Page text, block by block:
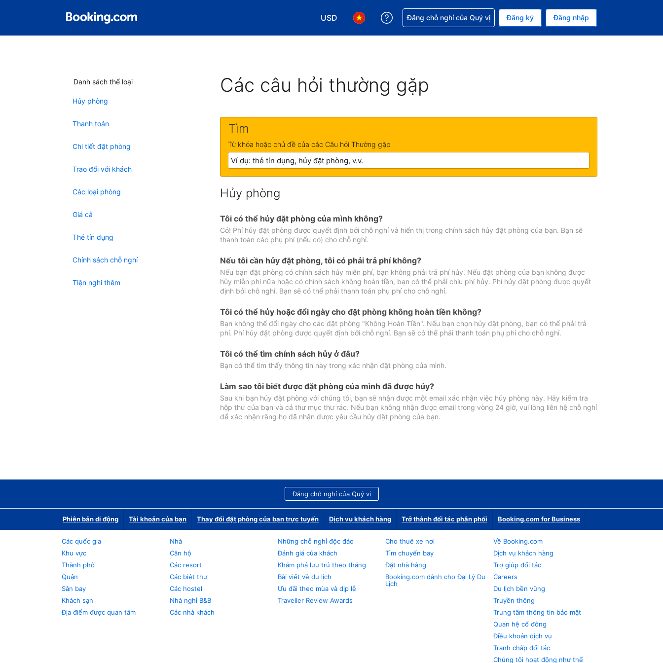
USD
Chọn loại tiền tệ của bạn. Loại tiền tệ hiện tại của bạn là Đô la Mỹ
Chọn ngôn ngữ của bạn. Ngôn ngữ hiện tại của bạn là Tiếng Việt
Nhận trợ giúp với đặt chỗ
Đăng chỗ nghỉ của Quý vị Đăng ký Đăng nhập
Danh sách thể loại
Hủy phòng
Thanh toán
Chi tiết đặt phòng
Trao đổi với khách
Các loại phòng
Giá cả
Thẻ tín dụng
Chính sách chỗ nghỉ
Tiện nghi thêm
Các câu hỏi thường gặp
Tìm
Từ khóa hoặc chủ đề của các Câu hỏi Thường gặp
Hủy phòng
Tôi có thể hủy đặt phòng của mình không?
Có! Phí hủy đặt phòng được quyết định bởi chỗ nghỉ và hiển thị trong chính sách hủy đặt phòng của bạn. Bạn sẽ
thanh toán các phụ phí (nếu có) cho chỗ nghỉ.
Nếu tôi cần hủy đặt phòng, tôi có phải trả phí không?
Nếu bạn đặt phòng có chính sách hủy miễn phí, bạn không phải trả phí hủy. Nếu đặt phòng của bạn không được
hủy miễn phí nữa hoặc có chính sách không hoàn tiền, bạn có thể phải chịu phí hủy. Phí hủy đặt phòng được quyết
định bởi chỗ nghỉ. Bạn sẽ có thể phải thanh toán phụ phí cho chỗ nghỉ.
Tôi có thể hủy hoặc đổi ngày cho đặt phòng không hoàn tiền không?
Bạn không thể đổi ngày cho các đặt phòng "Không Hoàn Tiền". Nếu bạn chọn hủy đặt phòng, bạn có thể phải trả
phí. Phí hủy đặt phòng được quyết định bởi chỗ nghỉ. Bạn sẽ có thể phải thanh toán phụ phí cho chỗ nghỉ.
Tôi có thể tìm chính sách hủy ở đâu?
Bạn có thể tìm thấy thông tin này trong xác nhận đặt phòng của mình.
Làm sao tôi biết được đặt phòng của mình đã được hủy?
Sau khi bạn hủy đặt phòng với chúng tôi, bạn sẽ nhận được một email xác nhận việc hủy phòng này. Hãy kiểm tra
hộp thư của bạn và cả thư mục thư rác. Nếu bạn không nhận được email trong vòng 24 giờ, vui lòng liên hệ chỗ nghỉ
để xác nhận rằng họ đã nhận được yêu cầu hủy đặt phòng của bạn.
Đăng chỗ nghỉ của Quý vị
Phiên bản di động Tài khoản của bạn Thay đổi đặt phòng của bạn trực tuyến Dịch vụ khách hàng Trở thành đối tác phân phối Booking.com for Business
Các quốc gia
Khu vực
Thành phố
Quận
Sân bay
Khách sạn
Địa điểm được quan tâm
Nhà
Căn hộ
Các resort
Các biệt thự
Các hostel
Nhà nghỉ B&B
Các nhà khách
Những chỗ nghỉ độc đáo
Đánh giá của khách
Khám phá lưu trú theo tháng
Bài viết về du lịch
Ưu đãi theo mùa và dịp lễ
Traveller Review Awards
Cho thuê xe hơi
Tìm chuyến bay
Đặt nhà hàng
Booking.com dành cho Đại Lý Du
Lịch
Về Booking.com
Dịch vụ khách hàng
Trợ giúp đối tác
Careers
Du lịch bền vững
Truyền thông
Trung tâm thông tin bảo mật
Quan hệ cổ đông
Điều khoản dịch vụ
Tranh chấp đối tác
Chúng tôi hoạt động như thế